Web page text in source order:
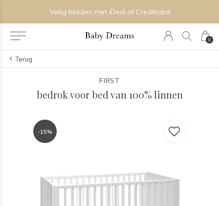
0
Veilig betalen met iDeal of Creditcard
Terug
FIRST
bedrok voor bed van 100% linnen
-15%